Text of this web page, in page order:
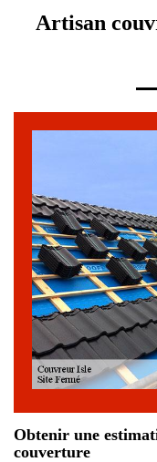
Artisan
Obtenir une
couverture